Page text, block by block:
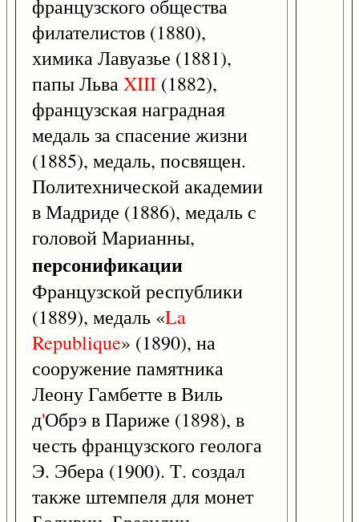
французского общества
филателистов (1880),
химика Лавуазье (1881),
папы ЛьваXIII (1882),
французская наградная
медаль за спасение жизни
(1885), медаль, посвящен.
Политехнической академии
в Мадриде (1886), медаль с
головой Марианны,
персонификации
Французской республики
(1889), медаль «La
Republique» (1890), на
сооружение памятника
Леону Гамбетте в Виль
д'Обрэ в Париже (1898), в
честь французского геолога
Э. Эбера (1900). Т. создал
также штемпеля для монет